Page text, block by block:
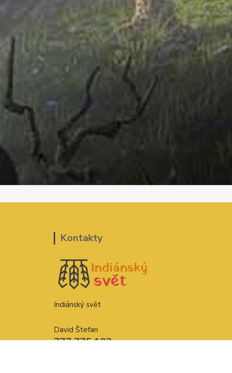
Kontakty
Indiánský svět
David Štefan
777 775 182